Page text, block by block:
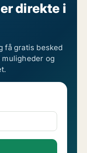
direkte i
få gratis besked
og